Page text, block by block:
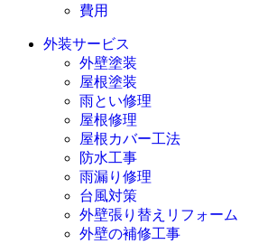
費用
外装サービス
外壁塗装
屋根塗装
雨とい修理
屋根修理
屋根カバー工法
防水工事
雨漏り修理
台風対策
外壁張り替えリフォーム
外壁の補修工事